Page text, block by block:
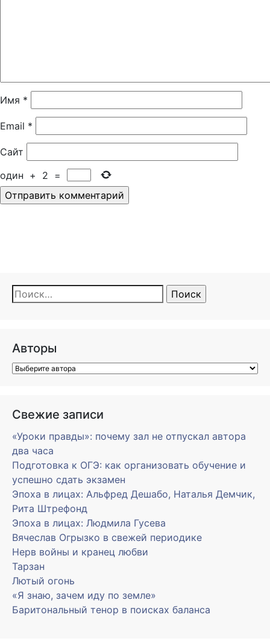
Имя *
Email *
Сайт
один + 2 =
Найти:
Авторы
Свежие записи
«Уроки правды»: почему зал не отпускал автора
два часа
Подготовка к ОГЭ: как организовать обучение и
успешно сдать экзамен
Эпоха в лицах: Альфред Дешабо, Наталья Демчик,
Рита Штрефонд
Эпоха в лицах: Людмила Гусева
Вячеслав Огрызко в свежей периодике
Нерв войны и кранец любви
Тарзан
Лютый огонь
«Я знаю, зачем иду по земле»
Баритональный тенор в поисках баланса